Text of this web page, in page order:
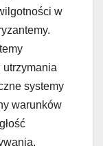
w
utrzymania
systemy
warunków